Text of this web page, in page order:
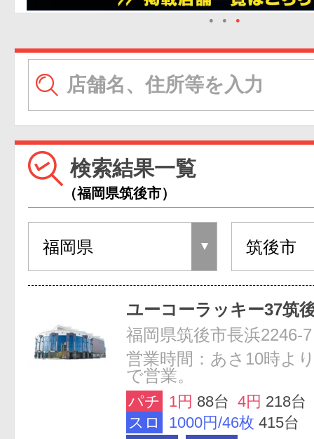
● ● ●
検索結果一覧
（福岡県筑後市）
ユーコーラッキー37筑
福岡県筑後市長浜2246-7
営業時間：あさ10時よ
で営業。
パチ 1円 88台 4円 218台
スロ
1000円/46枚 415台